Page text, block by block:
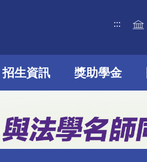
:::
招生資訊 獎助學金